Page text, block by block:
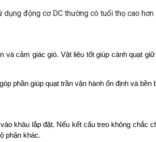
dụng động cơ DC thường có tuổi thọ cao hơn
và cảm giác gió. Vật liệu tốt giúp cánh quạt
phần giúp quạt trần vận hành ổn định và bền
khâu lắp đặt. Nếu kết cấu treo không chắc
phận khác.